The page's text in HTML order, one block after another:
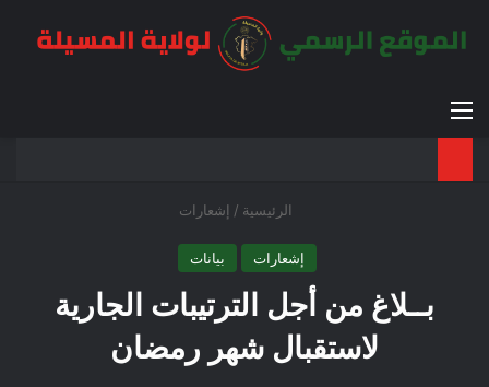
القائمة
الرئيسية / إشعارات
إشعارات بيانات
بــلاغ من أجل الترتيبات الجارية
لاستقبال شهر رمضان